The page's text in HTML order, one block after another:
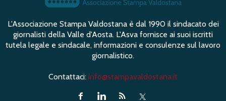
L'Associazione Stampa Valdostana è dal 1990 il sindacato dei
giornalisti della Valle d'Aosta. L'Asva fornisce ai suoi iscritti
tutela legale e sindacale, informazioni e consulenze sul lavoro
giornalistico.
Contattaci: info@stampavaldostana.it